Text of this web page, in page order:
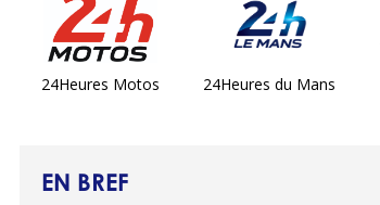
24Heures Motos 24Heures du Mans
EN BREF